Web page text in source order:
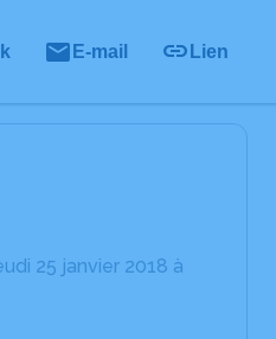
E-mail Lien
25 janvier 2018 à